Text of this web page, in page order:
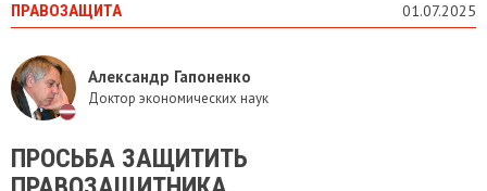
ПРАВОЗАЩИТА 01.07.2025
Александр Гапоненко
Доктор экономических наук
ПРОСЬБА ЗАЩИТИТЬ